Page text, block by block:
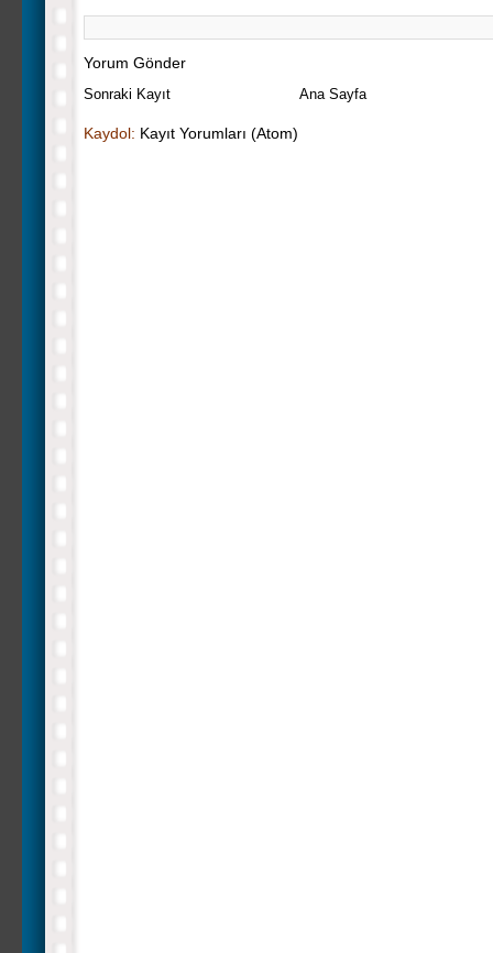
Yorum Gönder
Sonraki Kayıt Ana Sayfa
Kaydol: Kayıt Yorumları (Atom)